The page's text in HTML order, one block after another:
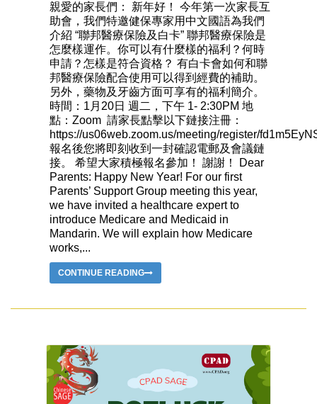
親愛的家長們： 新年好！ 今年第一次家長互
助會，我們特邀健保專家用中文國語為我們
介紹 “聯邦醫療保險及白卡” 聯邦醫療保險是
怎麼樣運作。你可以有什麼樣的福利？何時
申請？怎樣是符合資格？ 有白卡會如何和聯
邦醫療保險配合使用可以得到經費的補助。
另外，藥物及牙齒方面可享有的福利簡介。
時間：1月20日 週二，下午 1- 2:30PM 地
點：Zoom 請家長點擊以下鏈接注冊：
https://us06web.zoom.us/meeting/register/
報名後您將即刻收到一封確認電郵及會議鏈
接。 希望大家積極報名參加！ 謝謝！ Dear
Parents: Happy New Year! For our first
Parents’ Support Group meeting this year,
we have invited a healthcare expert to
introduce Medicare and Medicaid in
Mandarin. We will explain how Medicare
works,...
CONTINUE READING